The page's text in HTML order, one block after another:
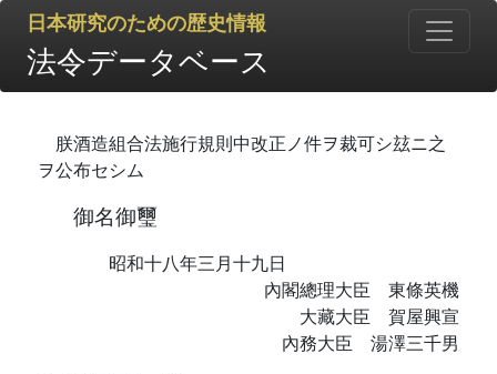
日本研究のための歴史情報
法令データベース
朕酒造組合法施行規則中改正ノ件ヲ裁可シ玆ニ之
ヲ公布セシム
御名御璽
昭和十八年三月十九日
內閣總理大臣 東條英機
大藏大臣 賀屋興宣
內務大臣 湯澤三千男